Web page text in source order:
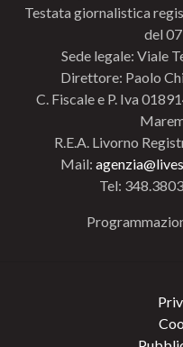
Testata giornalistica
del
Sede legale: Viale
Direttore: Paolo
C. Fiscale e P. Iva
R.E.A. Livorno
Mail:
Tel: